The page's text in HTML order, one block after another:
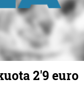
2'9 euro